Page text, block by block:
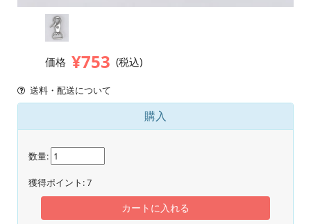
価格 ¥753 (税込)
送料・配送について
購入
数量:
獲得ポイント:7
カートに入れる